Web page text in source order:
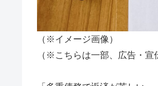
（※イメージ画像）
（※こちらは一部、広告・宣